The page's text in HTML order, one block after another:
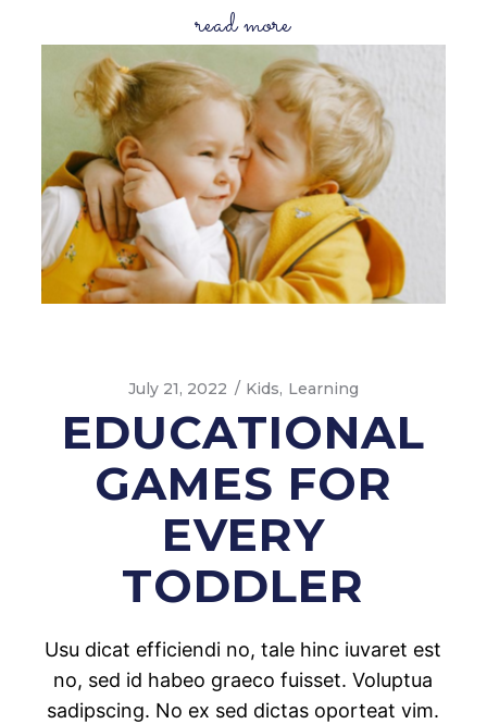
read more
July 21, 2022 Kids Learning
EDUCATIONAL
GAMES FOR
EVERY
TODDLER
Usu dicat efficiendi no, tale hinc iuvaret est
no, sed id habeo graeco fuisset. Voluptua
sadipscing. No ex sed dictas oporteat vim.